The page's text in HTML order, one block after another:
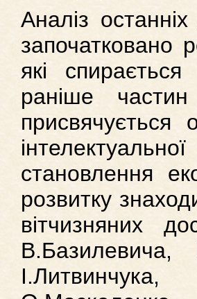
Аналіз
започатковано
які
раніше
присвячується
становлення
розвитку
вітчизняних
В.Базилевича,